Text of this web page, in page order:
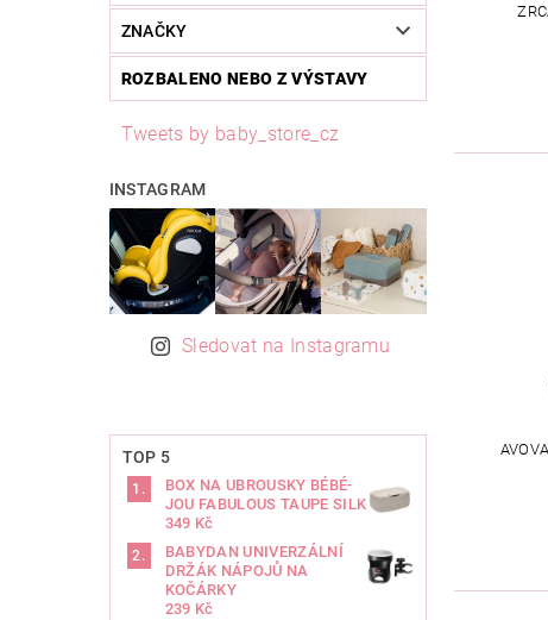
ZNAČKY
ROZBALENO NEBO Z VÝSTAVY
Tweets by baby_store_cz
INSTAGRAM
Sledovat na Instagramu
TOP 5
BOX NA UBROUSKY BÉBÉ-
JOU FABULOUS TAUPE SILK
349 Kč
BABYDAN UNIVERZÁLNÍ
DRŽÁK NÁPOJŮ NA
KOČÁRKY
239 Kč